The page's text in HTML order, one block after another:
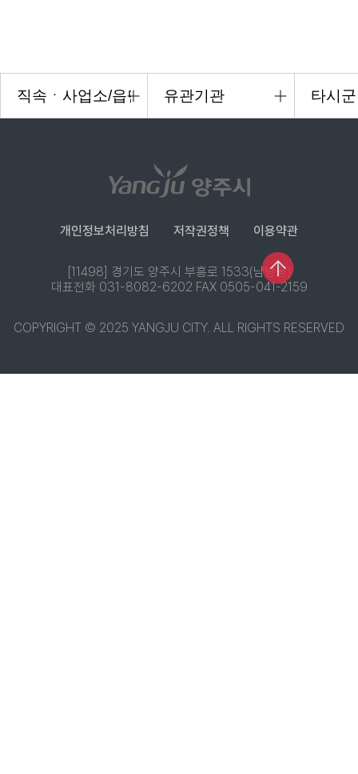
개인정보처리방침 저작권정책 이용약관
[11498] 경기도 양주시 부흥로 1533(남방동)
대표전화 031-8082-6202 FAX 0505-041-2159
COPYRIGHT © 2025 YANGJU CITY. ALL RIGHTS RESERVED